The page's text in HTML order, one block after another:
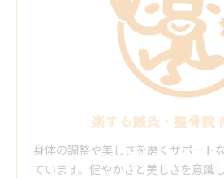
楽する鍼灸・整骨院
身体の調整や美しさを磨くサポート
ています。健やかさと美しさを意識